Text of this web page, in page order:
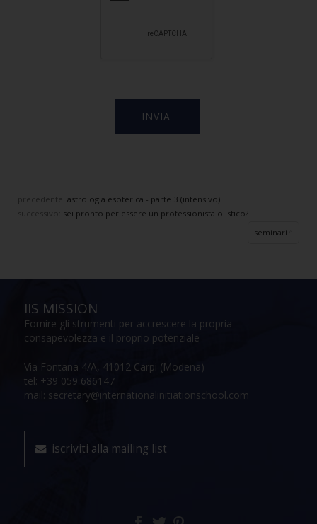
precedente: astrologia esoterica - parte 3 (intensivo)
sei pronto per essere un professionista olistico?
seminari
IIS MISSION
Fornire gli strumenti per accrescere la propria
consapevolezza e il proprio potenziale
Via Fontana 4/A, 41012 Carpi (Modena)
tel: +39 059 686147
mail: secretary@internationalinitiationschool.com
iscriviti alla mailing list